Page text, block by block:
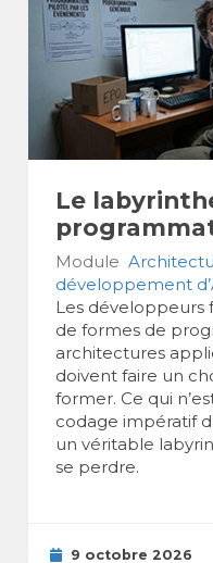
Le
Module
développement
Les développeurs
de formes de
architectures
doivent faire un
former. Ce qui
codage impératif
un véritable
se perdre.
9 octobre 2026